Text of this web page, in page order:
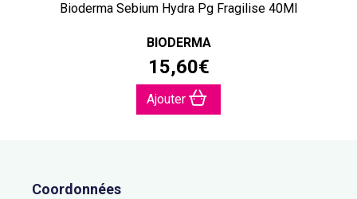
Bioderma Sebium Hydra Pg Fragilise 40Ml
BIODERMA
15,60€
Ajouter
Coordonnées